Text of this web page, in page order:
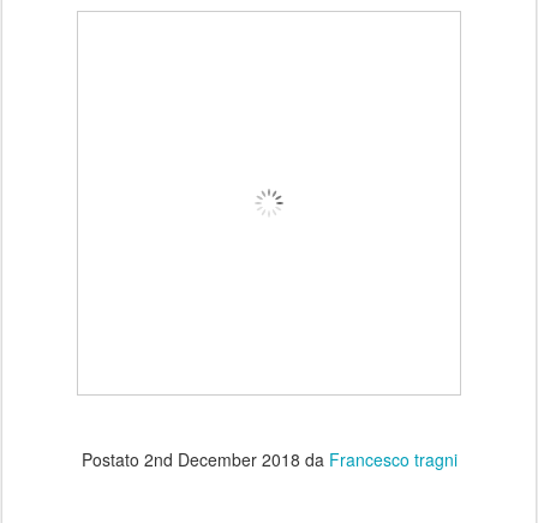
Postato 2nd December 2018 da Francesco tragni